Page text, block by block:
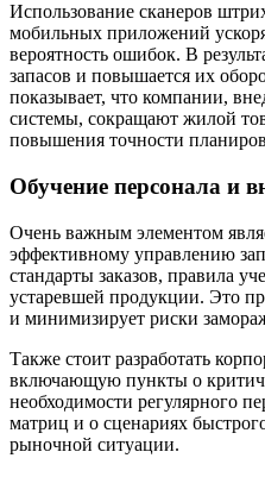
Использование сканеров
мобильных приложений
вероятность ошибок. В
запасов и повышается их
показывает, что компании,
системы, сокращают жилой
повышения точности
Обучение персонала и
Очень важным элементом
эффективному управлению
стандарты заказов, правила
устаревшей продукции. Это
и минимизирует риски
Также стоит разработать
включающую пункты о
необходимости регулярного
матриц и о сценариях
рыночной ситуации.